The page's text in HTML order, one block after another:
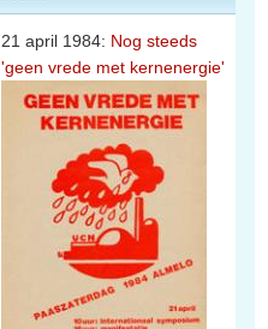
21 april 1984: Nog steeds
'geen vrede met kernenergie'